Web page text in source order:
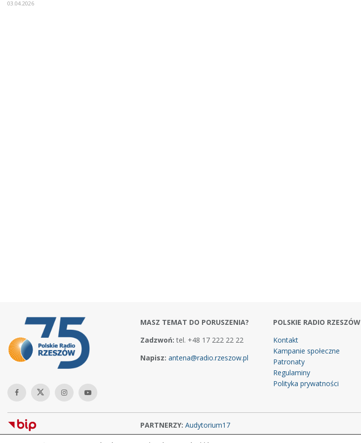
03.04.2026
MASZ TEMAT DO PORUSZENIA?
Zadzwoń: tel. +48 17 222 22 22
Napisz: antena@radio.rzeszow.pl
POLSKIE RADIO RZESZÓW
Kontakt
Kampanie społeczne
Patronaty
Regulaminy
Polityka prywatności
PARTNERZY: Audytorium17